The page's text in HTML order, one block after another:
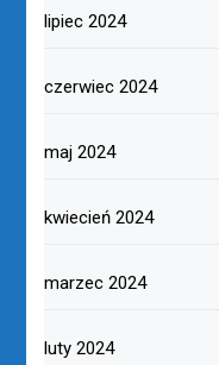
lipiec 2024
czerwiec 2024
maj 2024
kwiecień 2024
marzec 2024
luty 2024